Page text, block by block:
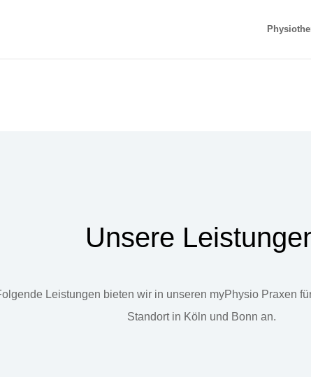
Unsere
Leistungen bieten wir in unseren myPhysio Praxen
Standort in Köln und Bonn an.